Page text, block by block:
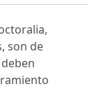
son de